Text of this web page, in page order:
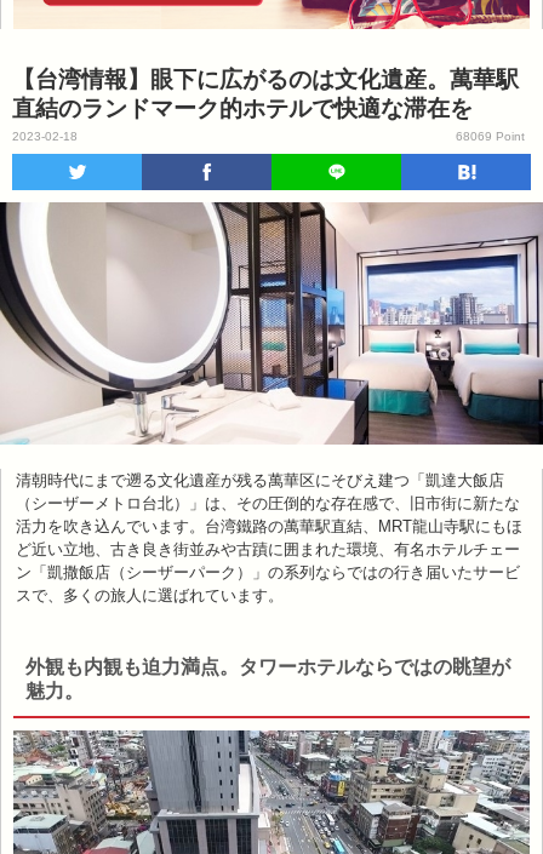
【台湾情報】眼下に広がるのは文化遺産。萬華駅
直結のランドマーク的ホテルで快適な滞在を
2023-02-18 68069 Point
清朝時代にまで遡る文化遺産が残る萬華区にそびえ建つ「凱達大飯店
（シーザーメトロ台北）」は、その圧倒的な存在感で、旧市街に新たな
活力を吹き込んでいます。台湾鐵路の萬華駅直結、MRT龍山寺駅にもほ
ど近い立地、古き良き街並みや古蹟に囲まれた環境、有名ホテルチェー
ン「凱撒飯店（シーザーパーク）」の系列ならではの行き届いたサービ
スで、多くの旅人に選ばれています。
外観も内観も迫力満点。タワーホテルならではの眺望が
魅力。